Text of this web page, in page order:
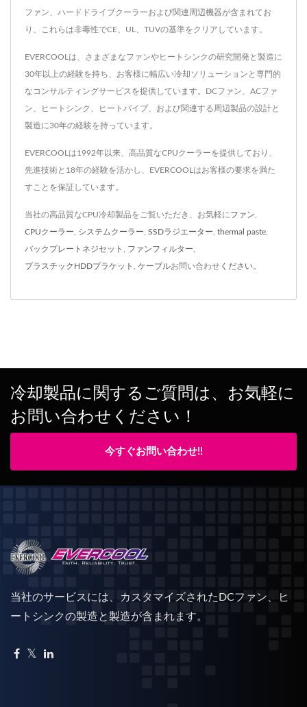
ファン、ハードドライブクーラーおよび関連周辺機器が含まれてお
り、これらは非毒性でCE、UL、TUVの基準をクリアしています。
EVERCOOLは、さまざまなファンやヒートシンクの研究開発と製造に
30年以上の経験を持ち、お客様に幅広い冷却ソリューションと専門的
なコンサルティングサービスを提供しています。DCファン、ACファ
ン、ヒートシンク、ヒートパイプ、および関連する周辺製品の設計と
製造に30年の経験を持っています。
EVERCOOLは1992年以来、高品質なCPUクーラーを提供しており、
先進技術と18年の経験を活かし、EVERCOOLはお客様の要求を満た
すことを保証しています。
当社の高品質なCPU冷却製品をご覧いただき、お気軽にファン
CPUクーラー システムクーラー SSDラジエーター thermal paste
バックプレートネジセット ファンフィルター
プラスチックHDDブラケット ケーブルお問い合わせ ください。
冷却製品に関するご質問は、お気軽に
お問い合わせください！
今すぐお問い合わせ!!
当社のサービスには、カスタマイズされたDCファン、ヒ
ートシンクの製造と製造が含まれます。